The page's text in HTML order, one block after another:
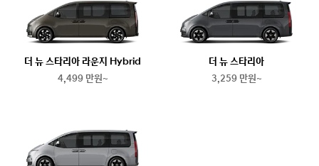
더 뉴 스타리아 라운지 Hybrid
4,499 만원~
더 뉴 스타리아
3,259 만원~